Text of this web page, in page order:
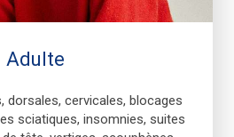
Adulte
dorsales, cervicales, blocages
sciatiques, insomnies, suites